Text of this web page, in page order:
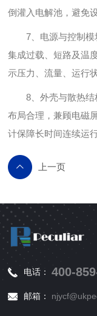
倒灌入电解池，避免
7、电源与控制模
集成过载、短路及温
示压力、流量、运行
8、外壳与散热结
布局合理，兼顾电磁
计保障长时间连续运行
电话： 400-
邮箱：